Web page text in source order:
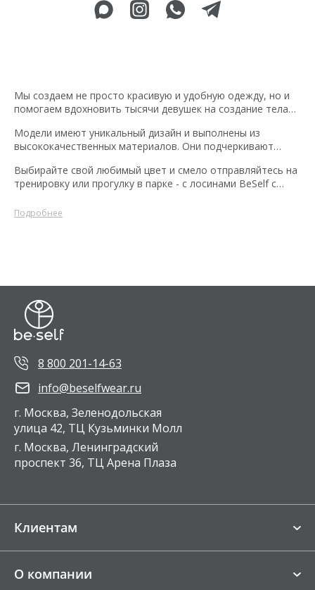
Мы создаем не просто красивую и удобную одежду, но и
помогаем вдохновить тысячи девушек на создание тела
UP, невероятно популярна среди наших клиенток. Наша
команда дизайнеров разработала лосины, которые
уверенности на тренировках и в повседневной жизни.
Модели имеют уникальный дизайн и выполнены из
высококачественных материалов. Они подчеркивают
Это не просто одежда, это инструмент для создания
уверенности в своем теле и вдохновения на достижение
Выбирайте свой любимый цвет и смело отправляйтесь на
тренировку или прогулку в парке - с лосинами BeSelf с
стильно и привлекательно.
Подробнее
8 800 201-14-63
info@beselfwear.ru
г. Москва, Зеленодольская
улица 42, ТЦ Кузьминки Молл
г. Москва, Ленинградский
проспект 36, ТЦ Арена Плаза
Клиентам
FAQ
О компании